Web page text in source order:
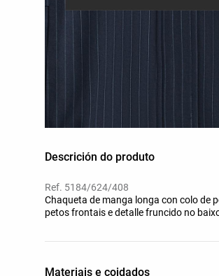
Descrición do produto
Ref. 5184/624/408
Chaqueta de manga longa con colo de
petos frontais e detalle fruncido no
Materiais e coidados